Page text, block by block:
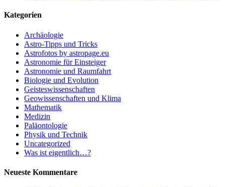
Kategorien
Archäologie
Astro-Tipps und Tricks
Astrofotos by astropage.eu
Astronomie für Einsteiger
Astronomie und Raumfahrt
Biologie und Evolution
Geisteswissenschaften
Geowissenschaften und Klima
Mathematik
Medizin
Paläontologie
Physik und Technik
Uncategorized
Was ist eigentlich…?
Neueste Kommentare